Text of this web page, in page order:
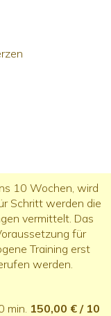
10 Wochen, wird
Schritt werden die
vermittelt. Das
für
Training erst
werden.
min. 150,00 € / 10